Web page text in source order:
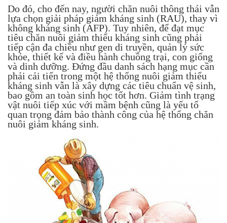
Do đó, cho đến nay, người chăn nuôi thông thái vẫn
lựa chọn giải pháp giảm kháng sinh (RAU), thay vì
không kháng sinh (AFP). Tuy nhiên, để đạt mục
tiêu chăn nuôi giảm thiểu kháng sinh cũng phải
tiếp cận đa chiều như gen di truyền, quản lý sức
khỏe, thiết kế và điều hành chuồng trại, con giống
và dinh dưỡng. Đứng đầu danh sách hạng mục cần
phải cải tiến trong một hệ thống nuôi giảm thiểu
kháng sinh vẫn là xây dựng các tiêu chuẩn vệ sinh,
bao gồm an toàn sinh học tốt hơn. Giảm tình trạng
vật nuôi tiếp xúc với mầm bệnh cũng là yếu tố
quan trọng đảm bảo thành công của hệ thống chăn
nuôi giảm kháng sinh.